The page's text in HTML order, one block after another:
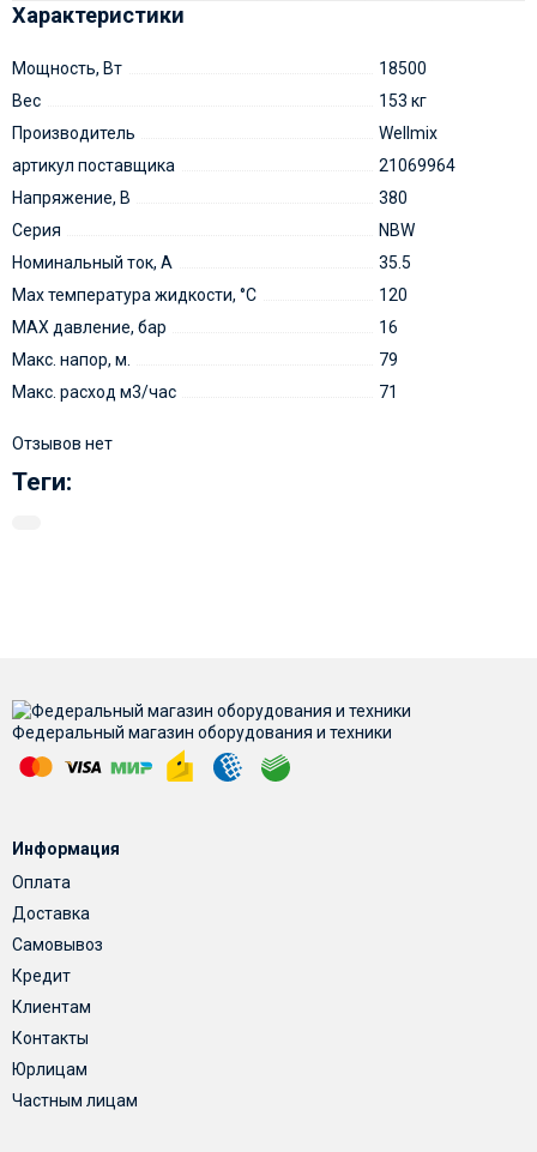
Характеристики
Мощность, Вт
18500
Вес
153 кг
Производитель
Wellmix
артикул поставщика
21069964
Напряжение, В
380
Серия
NBW
Номинальный ток, А
35.5
Мах температура жидкости, °С
120
MAX давление, бар
16
Макс. напор, м.
79
Макс. расход м3/час
71
Отзывов нет
Теги:
Федеральный магазин оборудования и техники
Информация
Оплата
Доставка
Самовывоз
Кредит
Клиентам
Контакты
Юрлицам
Частным лицам